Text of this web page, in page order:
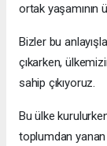
ortak yaşamının
Bizler bu
çıkarken,
sahip çıkıyoruz.
Bu ülke
toplumdan